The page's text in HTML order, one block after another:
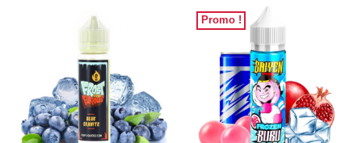
Promo !